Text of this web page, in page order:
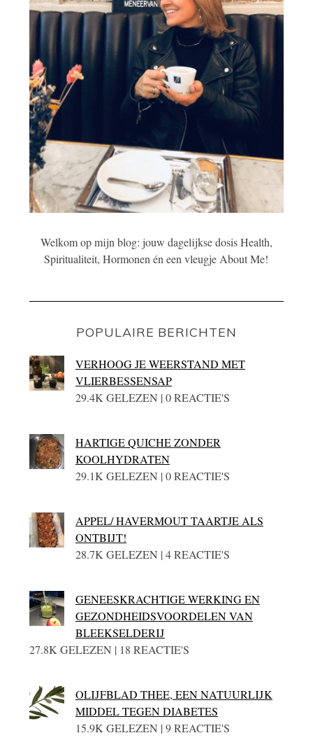
Welkom op mijn blog: jouw dagelijkse dosis Health,
Spiritualiteit, Hormonen én een vleugje About Me!
POPULAIRE BERICHTEN
VERHOOG JE WEERSTAND MET
VLIERBESSENSAP
29.4K GELEZEN | 0 REACTIE'S
HARTIGE QUICHE ZONDER
KOOLHYDRATEN
29.1K GELEZEN | 0 REACTIE'S
APPEL/ HAVERMOUT TAARTJE ALS
ONTBIJT!
28.7K GELEZEN | 4 REACTIE'S
GENEESKRACHTIGE WERKING EN
GEZONDHEIDSVOORDELEN VAN
BLEEKSELDERIJ
27.8K GELEZEN | 18 REACTIE'S
OLIJFBLAD THEE, EEN NATUURLIJK
MIDDEL TEGEN DIABETES
15.9K GELEZEN | 9 REACTIE'S